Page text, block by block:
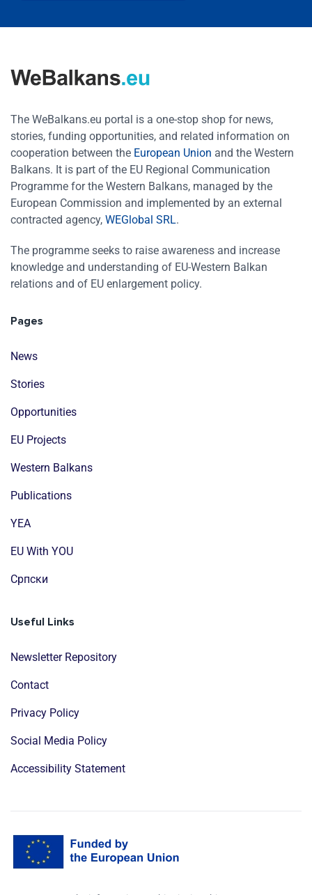
The WeBalkans.eu portal is a one-stop shop for news,
stories, funding opportunities, and related information on
cooperation between the European Union and the Western
Balkans. It is part of the EU Regional Communication
Programme for the Western Balkans, managed by the
European Commission and implemented by an external
contracted agency, WEGlobal SRL.
The programme seeks to raise awareness and increase
knowledge and understanding of EU-Western Balkan
relations and of EU enlargement policy.
Pages
News
Stories
Opportunities
EU Projects
Western Balkans
Publications
YEA
EU With YOU
Cрпски
Useful Links
Newsletter Repository
Contact
Privacy Policy
Social Media Policy
Accessibility Statement